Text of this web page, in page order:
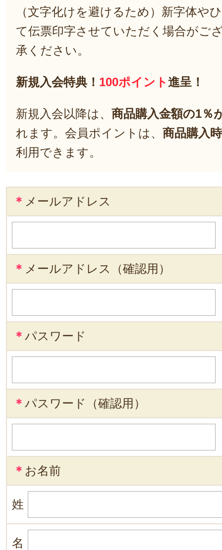
（文字化けを避けるため）新字体や
て伝票印字させていただく場合がご
承ください。
新規入会特典！ 100ポイント進呈！
新規入会以降は、 商品購入金額の1％
れます。会員ポイントは、 商品購入
利用できます。
＊ メールアドレス
＊ メールアドレス（確認用）
＊ パスワード
＊ パスワード（確認用）
＊ お名前
姓
名